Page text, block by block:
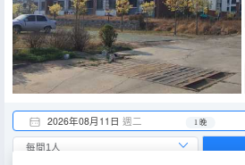
2026年08月11日 週二 1 晚